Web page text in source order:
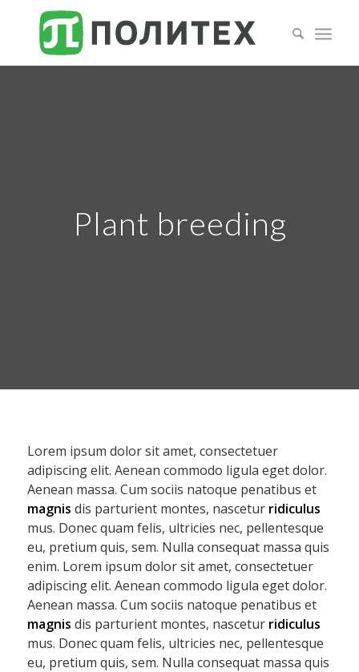
Plant breeding
Lorem ipsum dolor sit amet, consectetuer
adipiscing elit. Aenean commodo ligula eget dolor.
Aenean massa. Cum sociis natoque penatibus et
magnis dis parturient montes, nascetur ridiculus
mus. Donec quam felis, ultricies nec, pellentesque
eu, pretium quis, sem. Nulla consequat massa quis
enim. Lorem ipsum dolor sit amet, consectetuer
adipiscing elit. Aenean commodo ligula eget dolor.
Aenean massa. Cum sociis natoque penatibus et
magnis dis parturient montes, nascetur ridiculus
mus. Donec quam felis, ultricies nec, pellentesque
eu, pretium quis, sem. Nulla consequat massa quis